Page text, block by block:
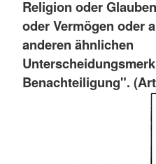
Religion oder
oder Vermögen oder
anderen ähnlichen
Benachteiligung".